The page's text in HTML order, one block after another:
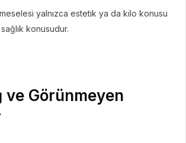
meselesi yalnızca estetik ya da kilo konusu
konusudur.
ve Görünmeyen